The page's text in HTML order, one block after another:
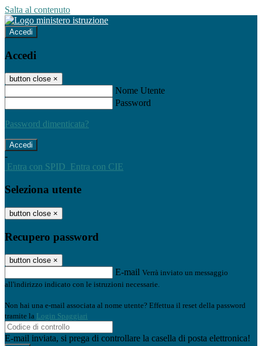
Salta al contenuto
Accedi
Accedi
button close ×
Nome Utente
Password
Password dimenticata?
-
Entra con SPID Entra con CIE
Seleziona utente
button close ×
Recupero password
button close ×
E-mail Verrà inviato un messaggio
all'indirizzo indicato con le istruzioni necessarie.
Non hai una e-mail associata al nome utente? Effettua il reset della password
tramite la Login Spaggiari
E-mail inviata, si prega di controllare la casella di posta elettronica!